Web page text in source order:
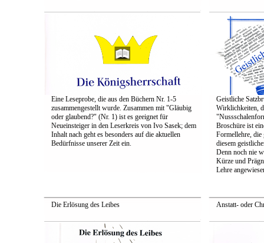
Eine Leseprobe, die aus den Büchern Nr. 1-5
zusammengestellt wurde. Zusammen mit "Gläubig
oder glaubend?" (Nr. 1) ist es geeignet für
Neueinsteiger in den Leserkreis von Ivo Sasek; dem
Inhalt nach geht es besonders auf die aktuellen
Bedürfnisse unserer Zeit ein.
Geistliche
Wirklichkeiten,
Broschüre ist
Formellehre, die
diesem
Denn noch nie
Kürze und
Lehre
Die Erlösung des Leibes Anstatt- oder